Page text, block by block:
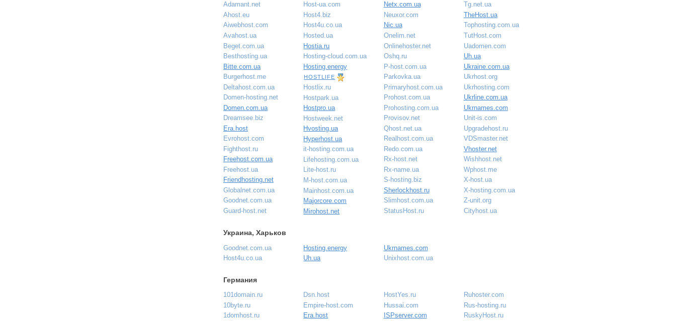
Adamant.net
Ahost.eu
Aiwebhost.com
Avahost.ua
Beget.com.ua
Besthosting.ua
Bitte.com.ua
Burgerhost.me
Deltahost.com.ua
Domen-hosting.net
Domen.com.ua
Dreamsee.biz
Era.host
Evrohost.com
Fighthost.ru
Freehost.com.ua
Freehost.ua
Friendhosting.net
Globalnet.com.ua
Goodnet.com.ua
Guard-host.net
Host-ua.com
Host4.biz
Host4u.co.ua
Hosted.ua
Hostia.ru
Hosting-cloud.com.ua
Hosting.energy
HOSTLIFE
Hostlix.ru
Hostpark.ua
Hostpro.ua
Hostweek.net
Hvosting.ua
Hyperhost.ua
it-hosting.com.ua
Lifehosting.com.ua
Lite-host.ru
M-host.com.ua
Mainhost.com.ua
Majorcore.com
Mirohost.net
Netx.com.ua
Neuxor.com
Nic.ua
Onelim.net
Onlinehoster.net
Oshq.ru
P-host.com.ua
Parkovka.ua
Primaryhost.com.ua
Prohost.com.ua
Prohosting.com.ua
Provisov.net
Qhost.net.ua
Realhost.com.ua
Redo.com.ua
Rx-host.net
Rx-name.ua
S-hosting.biz
Sherlockhost.ru
Slimhost.com.ua
StatusHost.ru
Tg.net.ua
TheHost.ua
Tophosting.com.ua
TutHost.com
Uadomen.com
Uh.ua
Ukraine.com.ua
Ukrhost.org
Ukrhosting.com
Ukrline.com.ua
Ukrnames.com
Unit-is.com
Upgradehost.ru
VDSmaster.net
Vhoster.net
Wishhost.net
Wphost.me
X-host.ua
X-hosting.com.ua
Z-unit.org
Сityhost.ua
Украина, Харьков
Goodnet.com.ua
Host4u.co.ua
Hosting.energy
Uh.ua
Ukrnames.com
Unixhost.com.ua
Германия
101domain.ru
10byte.ru
1domhost.ru
Dsn.host
Empire-host.com
Era.host
HostYes.ru
Hussai.com
ISPserver.com
Ruhoster.com
Rus-hosting.ru
RuskyHost.ru